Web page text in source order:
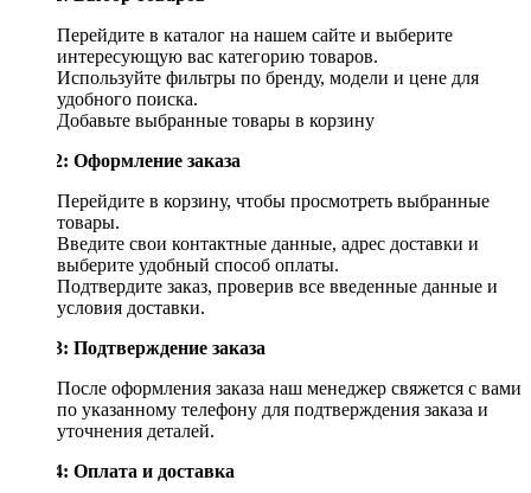
Перейдите в каталог на нашем сайте и выберите
интересующую вас категорию товаров.
Используйте фильтры по бренду, модели и цене для
удобного поиска.
Добавьте выбранные товары в корзину
Шаг 2: Оформление заказа
Перейдите в корзину, чтобы просмотреть выбранные
товары.
Введите свои контактные данные, адрес доставки и
выберите удобный способ оплаты.
Подтвердите заказ, проверив все введенные данные и
условия доставки.
Шаг 3: Подтверждение заказа
После оформления заказа наш менеджер свяжется с вами
по указанному телефону для подтверждения заказа и
уточнения деталей.
Шаг 4: Оплата и доставка